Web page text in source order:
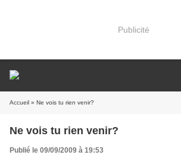
Publicité
Accueil » Ne vois tu rien venir?
Ne vois tu rien venir?
Publié le 09/09/2009 à 19:53